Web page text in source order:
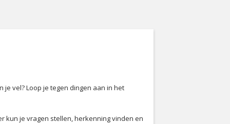
vel? Loop je tegen dingen aan in het
kun je vragen stellen, herkenning vinden en